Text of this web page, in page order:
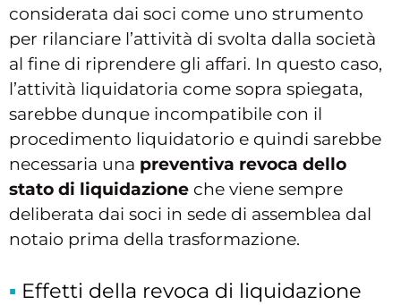
considerata dai soci come uno strumento
per rilanciare l’attività di svolta dalla società
al fine di riprendere gli affari. In questo caso,
l’attività liquidatoria come sopra spiegata,
sarebbe dunque incompatibile con il
procedimento liquidatorio e quindi sarebbe
necessaria una preventiva revoca dello
stato di liquidazione che viene sempre
deliberata dai soci in sede di assemblea dal
notaio prima della trasformazione.
Effetti della revoca di liquidazione